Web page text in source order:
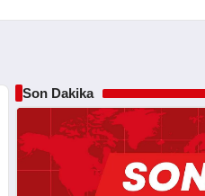
Son Dakika